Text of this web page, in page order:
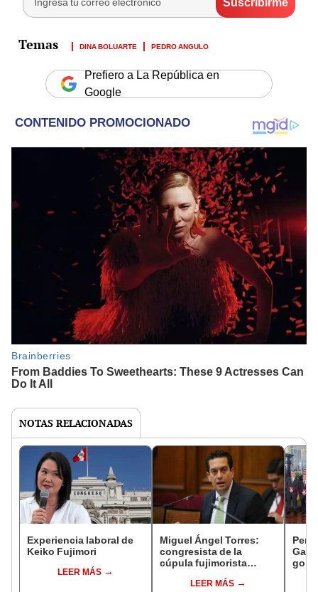
DINA BOLUARTE PEDRO ANGULO
Prefiero a La República en
Google
NOTAS RELACIONADAS
Experiencia laboral de
Keiko Fujimori
LEER MÁS
Miguel Ángel Torres:
congresista de la
cúpula fujimorista
del SenadoLEER MÁS